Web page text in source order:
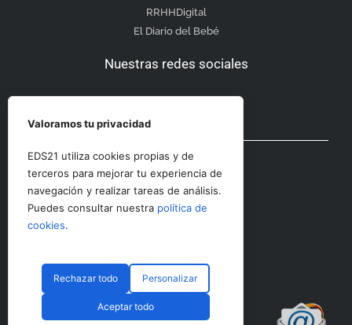
RRHHDigital
El Diario del Bebé
Nuestras redes sociales
Otras secciones
Contacto
© CopyRight 2023 RRHHDigital
Valoramos tu privacidad
EDS21 utiliza cookies propias y de
terceros para mejorar tu experiencia de
navegación y realizar tareas de análisis.
Puedes consultar nuestra política de
cookies.
Rechazar todo Personalizar
Aceptar todo